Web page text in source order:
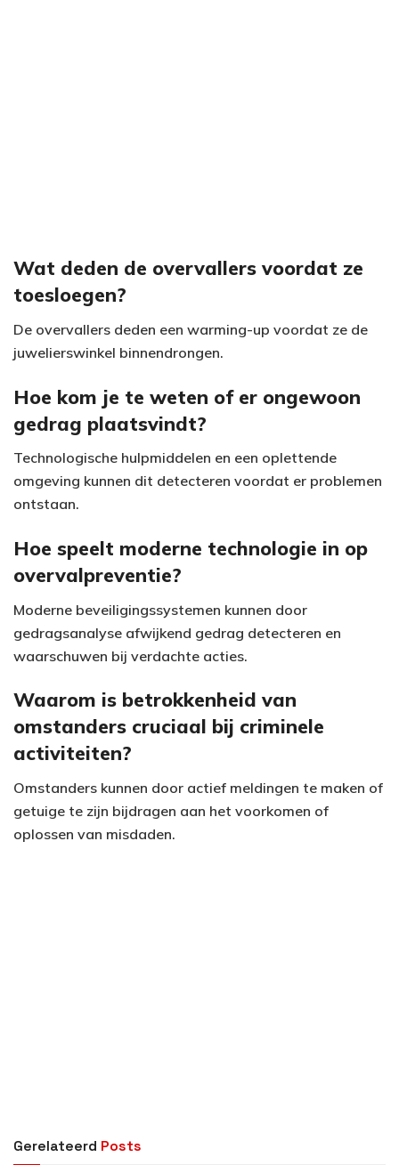
Wat deden de overvallers voordat ze
toesloegen?
De overvallers deden een warming-up voordat ze de
juwelierswinkel binnendrongen.
Hoe kom je te weten of er ongewoon
gedrag plaatsvindt?
Technologische hulpmiddelen en een oplettende
omgeving kunnen dit detecteren voordat er problemen
ontstaan.
Hoe speelt moderne technologie in op
overvalpreventie?
Moderne beveiligingssystemen kunnen door
gedragsanalyse afwijkend gedrag detecteren en
waarschuwen bij verdachte acties.
Waarom is betrokkenheid van
omstanders cruciaal bij criminele
activiteiten?
Omstanders kunnen door actief meldingen te maken of
getuige te zijn bijdragen aan het voorkomen of
oplossen van misdaden.
Gerelateerd Posts